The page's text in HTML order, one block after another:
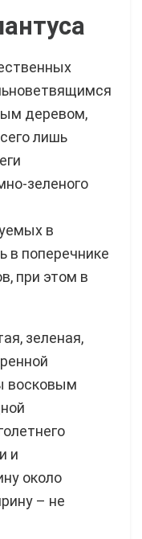
деревом,
лишь
зеленого
в
в поперечнике
при этом в
зеленая,
восковым
и
около
– не